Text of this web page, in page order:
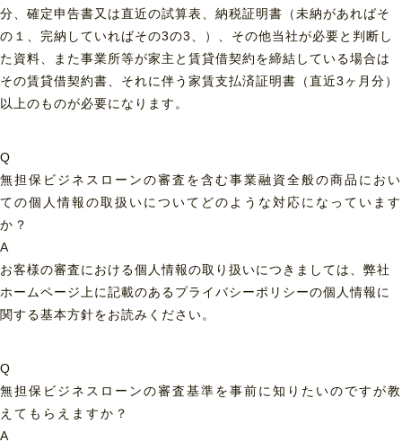
分、確定申告書又は直近の試算表、納税証明書（未納があればそ
の１、完納していればその3の3、）、その他当社が必要と判断し
た資料、また事業所等が家主と賃貸借契約を締結している場合は
その賃貸借契約書、それに伴う家賃支払済証明書（直近3ヶ月分）
以上のものが必要になります。
Q
無担保ビジネスローンの審査を含む事業融資全般の商品におい
ての個人情報の取扱いについてどのような対応になっています
か？
A
お客様の審査における個人情報の取り扱いにつきましては、弊社
ホームページ上に記載のあるプライバシーポリシーの個人情報に
関する基本方針をお読みください。
Q
無担保ビジネスローンの審査基準を事前に知りたいのですが教
えてもらえますか？
A